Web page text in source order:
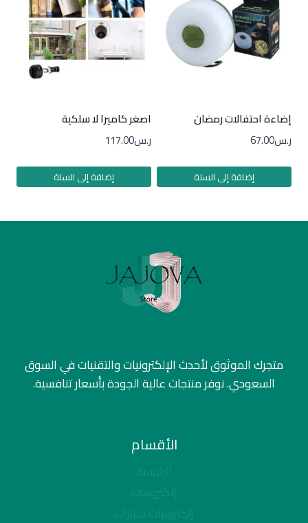
إضاءة احتفالات رمضان
ر.س67.00
إضافة إلى السلة
اصغر كاميرا لا سلكية
ر.س117.00
إضافة إلى السلة
متجرك الموثوق لأحدث الإلكترونيات والتقنيات في السوق
السعودي. نوفر منتجات عالية الجودة بأسعار تنافسية.
الأقسام
الرئيسية
إلكترونيات
إلكترونيات سيارات